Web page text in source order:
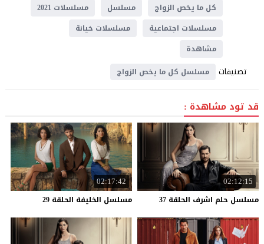
كل ما يخص الزواج
مسلسل
مسلسلات 2021
مسلسلات اجتماعية
مسلسلات خيانة
مشاهدة
تصنيفات مسلسل كل ما يخص الزواج
قد تود مشاهدة :
02:12:15
مسلسل حلم اشرف الحلقة 37
02:17:42
مسلسل الخليفة الحلقة 29